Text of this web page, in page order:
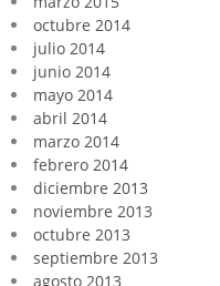
octubre 2014
julio 2014
junio 2014
mayo 2014
abril 2014
marzo 2014
febrero 2014
diciembre 2013
noviembre 2013
octubre 2013
septiembre 2013
agosto 2013